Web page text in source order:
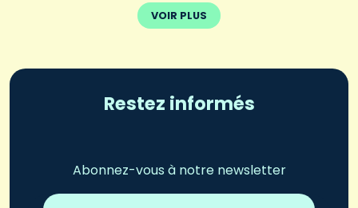
VOIR PLUS
Restez informés
Abonnez-vous à notre newsletter
Adresse